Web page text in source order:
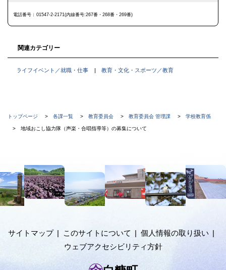
戻
電話番号 01547-2-2171(内線番号:267番・268番・269番)
関連カテゴリー
ライフイベント／就職・仕事 教育・文化・スポーツ／教育
現
在
の
階
層
トップページ 各課一覧 教育委員会 教育委員会 管理課 学校教育係
地域おこし協力隊（声楽・合唱指導等）の募集について
文
へ
メ
サイトマップ このサイトについて
個人情報の取り扱い
ウェブアクセシビリティ方針